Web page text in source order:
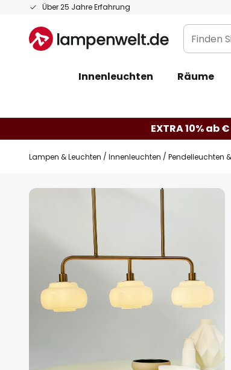
Über 25 Jahre Erfahrung
Zum
springen
Finden
Sie
Leuchte...
Innenleuchten Räume
EXTRA 10% ab
Lampen & Leuchten Innenleuchten Pendelleuchten
Zum
springen